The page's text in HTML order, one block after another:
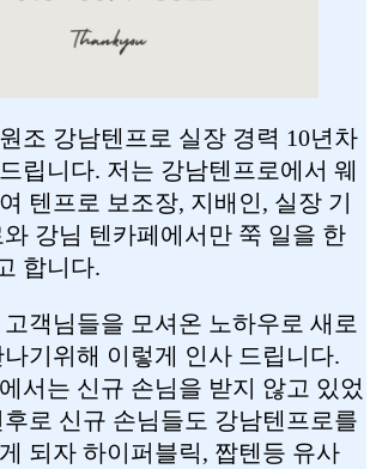
조 강남텐프로 실장 경력 10년차
립니다. 저는 강남텐프로에서 웨
텐프로 보조장, 지배인, 실장 기
강님 텐카페에서만 쭉 일을 한
합니다.
객님들을 모셔온 노하우로 새로
기위해 이렇게 인사 드립니다.
서는 신규 손님을 받지 않고 있었
로 신규 손님들도 강남텐프로를
되자 하이퍼블릭, 짭텐등 유사